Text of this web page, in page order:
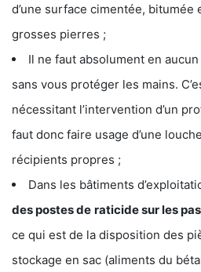
d’une surface cimentée, bitumée
grosses pierres ;
Il ne faut absolument en
sans vous protéger les mains.
nécessitant l’intervention d’un
faut donc faire usage d’une
récipients propres ;
Dans les bâtiments
des postes de raticide sur les
ce qui est de la disposition des
stockage en sac (aliments du